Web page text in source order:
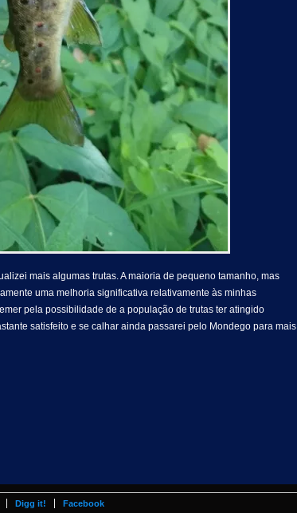
mais algumas trutas. A maioria de pequeno tamanho, mas
uma melhoria significativa relativamente às minhas
pela possibilidade de a população de trutas ter atingido
satisfeito e se calhar ainda passarei pelo Mondego para mais
Digg it! Facebook